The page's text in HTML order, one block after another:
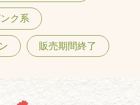
ク系
販売期間終了